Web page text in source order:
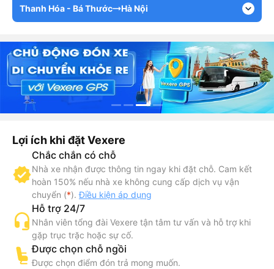
Thanh Hóa - Bá Thước Hà Nội expand_more
Lợi ích khi đặt Vexere
Chắc chắn có chỗ
Nhà xe nhận được thông tin ngay khi đặt chỗ. Cam kết
hoàn 150% nếu nhà xe không cung cấp dịch vụ vận
chuyển (*).Điều kiện áp dụng
Hỗ trợ 24/7
Nhân viên tổng đài Vexere tận tâm tư vấn và hỗ trợ khi
gặp trục trặc hoặc sự cố.
Được chọn chỗ ngồi
Được chọn điểm đón trả mong muốn.